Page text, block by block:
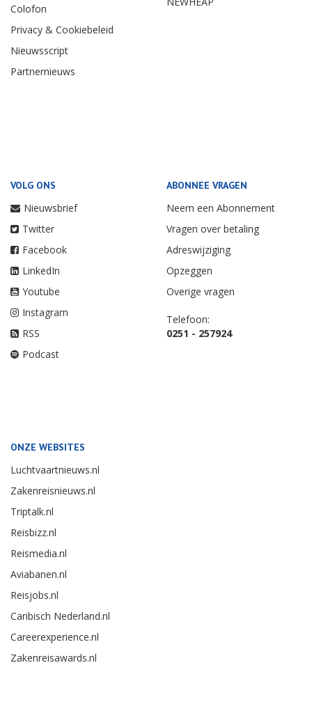
Colofon
Privacy & Cookiebeleid
Nieuwsscript
Partnernieuws
VOLG ONS
Nieuwsbrief
Twitter
Facebook
LinkedIn
Youtube
Instagram
RSS
Podcast
ABONNEE VRAGEN
Neem een Abonnement
Vragen over betaling
Adreswijziging
Opzeggen
Overige vragen
Telefoon:
0251 - 257924
ONZE WEBSITES
Luchtvaartnieuws.nl
Zakenreisnieuws.nl
Triptalk.nl
Reisbizz.nl
Reismedia.nl
Aviabanen.nl
Reisjobs.nl
Caribisch Nederland.nl
Careerexperience.nl
Zakenreisawards.nl